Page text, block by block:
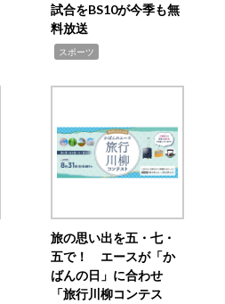
試合をBS10が今季も無
料放送
スポーツ
旅の思い出を五・七・
五で！ エースが「か
ばんの日」に合わせ
「旅行川柳コンテス